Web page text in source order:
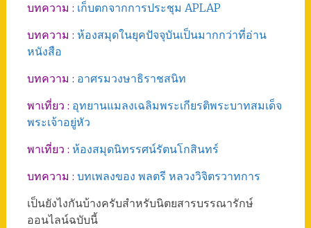
บทความ : เก็บตกจากการประชุม APLAP
บทความ : ห้องสมุดในยุคปัจจุบันเป็นมากกว่าที่อ่าน
หนังสือ
บทความ : อาศรมวงษาธิราชสนิท
พาเที่ยว : อุทยานแมลงเฉลิมพระเกียรติพระบาทสมเด็จ
พระเจ้าอยู่หัว
พาเที่ยว : ห้องสมุดนิทรรศน์รัตนโกสินทร์
บทความ : บทเพลงของ พลตรี หลวงวิจิตรวาทการ
เป็นยังไงกันบ้างครับสำหรับนิตยสารบรรณารักษ์
ออนไลน์ฉบับนี้